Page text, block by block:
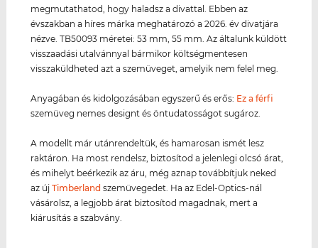
megmutathatod, hogy haladsz a divattal. Ebben az
évszakban a híres márka meghatározó a 2026. év divatjára
nézve. TB50093 méretei: 53 mm, 55 mm. Az általunk küldött
visszaadási utalvánnyal bármikor költségmentesen
visszaküldheted azt a szemüveget, amelyik nem felel meg.
Anyagában és kidolgozásában egyszerű és erős: Ez a férfi
szemüveg nemes designt és öntudatosságot sugároz.
A modellt már utánrendeltük, és hamarosan ismét lesz
raktáron. Ha most rendelsz, biztosítod a jelenlegi olcsó árat,
és mihelyt beérkezik az áru, még aznap továbbítjuk neked
az újTimberland szemüvegedet. Ha az Edel-Optics-nál
vásárolsz, a legjobb árat biztosítod magadnak, mert a
kiárusítás a szabvány.